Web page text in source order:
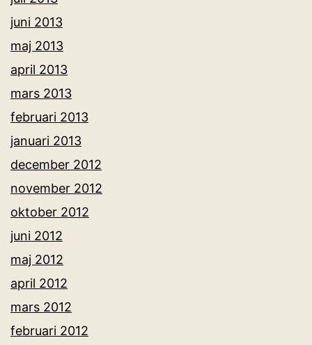
juni 2013
maj 2013
april 2013
mars 2013
februari 2013
januari 2013
december 2012
november 2012
oktober 2012
juni 2012
maj 2012
april 2012
mars 2012
februari 2012